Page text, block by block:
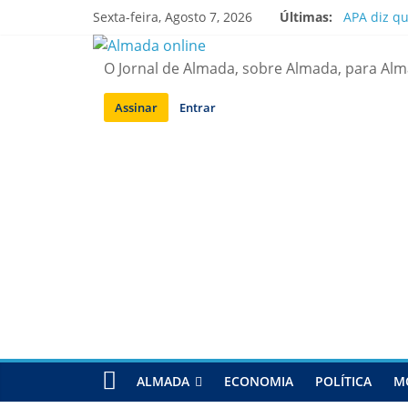
Sexta-feira, Agosto 7, 2026 Últimas:
APA diz
Ponte
Situação
O Jornal de Almada, sobre Almada, para
Assinar Entrar
ALMADA ECONOMIA POLÍTICA